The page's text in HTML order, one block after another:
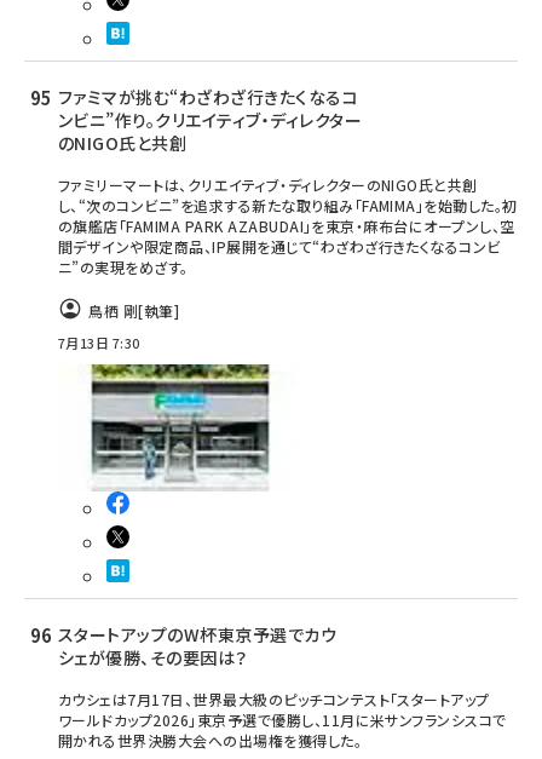
ファミマが挑む“わざわざ行きたくなるコ
ンビニ”作り。クリエイティブ・ディレクター
のNIGO氏と共創
ファミリーマートは、クリエイティブ・ディレクターのNIGO氏と共創
し、“次のコンビニ”を追求する新たな取り組み「FAMIMA」を始動した。初
の旗艦店「FAMIMA PARK AZABUDAI」を東京・麻布台にオープンし、空
間デザインや限定商品、IP展開を通じて“わざわざ行きたくなるコンビ
ニ”の実現をめざす。
鳥栖 剛[執筆]
7月13日 7:30
スタートアップのW杯東京予選でカウ
シェが優勝、その要因は？
カウシェは7月17日、世界最大級のピッチコンテスト「スタートアップ
ワールドカップ2026」東京予選で優勝し、11月に米サンフランシスコで
開かれる世界決勝大会への出場権を獲得した。